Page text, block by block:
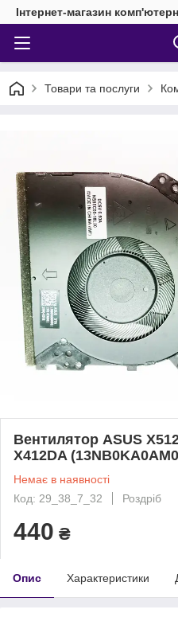
Інтернет-магазин
Товари та послуги
Вентилятор ASUS
X412DA
Немає в наявності
Код: 29_38_7_32
Роздріб
440 ₴
Опис Характеристики